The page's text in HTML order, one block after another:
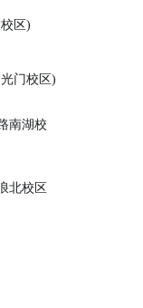
区)
门校区)
南湖校
北校区